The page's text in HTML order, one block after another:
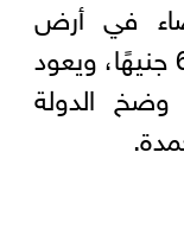
في أرض
المزرعة استقرارًا وصلت إلى 68 جنيهًا، ويعود
الدولة